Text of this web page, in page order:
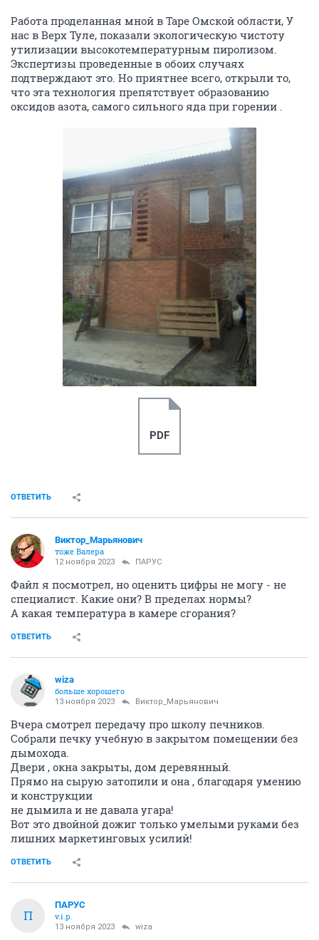
Работа проделанная мной в Таре Омской области, У
нас в Верх Туле, показали экологическую чистоту
утилизации высокотемпературным пиролизом.
Экспертизы проведенные в обоих случаях
подтверждают это. Но приятнее всего, открыли то,
что эта технология препятствует образованию
оксидов азота, самого сильного яда при горении .
PDF
ОТВЕТИТЬ
Виктор_Марьянович
тоже Валера
12 ноября 2023 ПАРУС
Файл я посмотрел, но оценить цифры не могу - не
специалист. Какие они? В пределах нормы?
А какая температура в камере сгорания?
ОТВЕТИТЬ
wiza
больше хорошего
13 ноября 2023 Виктор_Марьянович
Вчера смотрел передачу про школу печников.
Собрали печку учебную в закрытом помещении без
дымохода.
Двери , окна закрыты, дом деревянный.
Прямо на сырую затопили и она , благодаря умению
и конструкции
не дымила и не давала угара!
Вот это двойной дожиг только умелыми руками без
лишних маркетинговых усилий!
ОТВЕТИТЬ
П
ПАРУС
v.i.p.
13 ноября 2023 wiza